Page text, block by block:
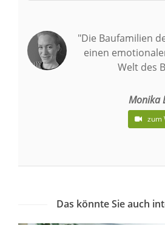
"Die Baufamilien
einen
Welt des
Monika
zum
Das könnte Sie auch